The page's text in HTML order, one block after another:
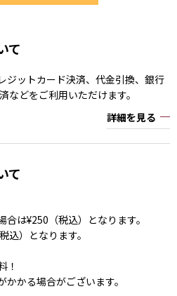
て
ジットカード決済、代金引換、銀行
などをご利用いただけます。
詳細を見る
て
は¥250（税込）となります。
）となります。
！
かる場合がございます。